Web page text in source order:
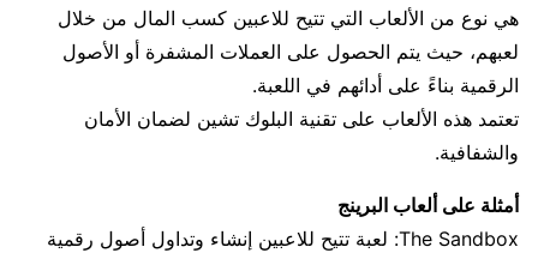
هي نوع من الألعاب التي تتيح للاعبين كسب المال من خلال
لعبهم، حيث يتم الحصول على العملات المشفرة أو الأصول
الرقمية بناءً على أدائهم في اللعبة.
تعتمد هذه الألعاب على تقنية البلوك تشين لضمان الأمان
والشفافية.
أمثلة على ألعاب البرينج
The Sandbox: لعبة تتيح للاعبين إنشاء وتداول أصول رقمية